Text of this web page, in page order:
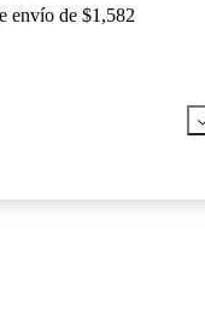
envío de $1,582